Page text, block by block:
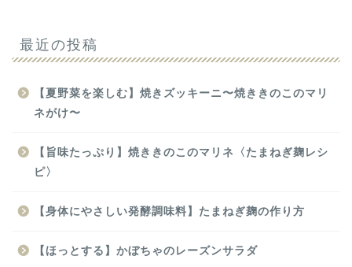
最近の投稿
【夏野菜を楽しむ】焼きズッキーニ〜焼ききのこのマリ
ネがけ〜
【旨味たっぷり】焼ききのこのマリネ〈たまねぎ麹レシ
ピ〉
【身体にやさしい発酵調味料】たまねぎ麹の作り方
【ほっとする】かぼちゃのレーズンサラダ